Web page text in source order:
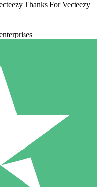
Thanks For Vecteezy